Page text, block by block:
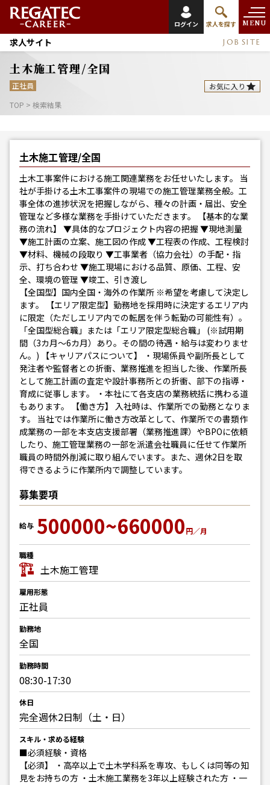
ログイン 求人を探す MENU
求人サイト JOB SITE
土木施工管理/全国
正社員
お気に入り
TOP > 検索結果
土木施工管理/全国
土木工事案件における施工関連業務をお任せいたします。 当
社が手掛ける土木工事案件の現場での施工管理業務全般。工
事全体の進捗状況を把握しながら、種々の計画・届出、安全
管理など多様な業務を手掛けていただきます。 【基本的な業
務の流れ】 ▼具体的なプロジェクト内容の把握 ▼現地測量
▼施工計画の立案、施工図の作成 ▼工程表の作成、工程検討
▼材料、機械の段取り ▼工事業者（協力会社）の手配・指
示、打ち合わせ ▼施工現場における品質、原価、工程、安
全、環境の管理 ▼竣工、引き渡し
【全国型】国内全国・海外の作業所 ※希望を考慮して決定し
ます。 【エリア限定型】勤務地を採用時に決定するエリア内
に限定（ただしエリア内での転居を伴う転勤の可能性有）。
「全国型総合職」または「エリア限定型総合職」 (※試用期
間（3カ月～6カ月）あり。その間の待遇・給与は変わりませ
ん。) 【キャリアパスについて】 ・現場係員や副所長として
発注者や監督者との折衝、業務推進を担当した後、作業所長
として施工計画の査定や設計事務所との折衝、部下の指導・
育成に従事します。 ・本社にて各支店の業務統括に携わる道
もあります。 【働き方】 入社時は、作業所での勤務となりま
す。 当社では作業所に働き方改革として、作業所での書類作
成業務の一部を本支店支援部署（業務推進課）やBPOに依頼
したり、施工管理業務の一部を派遣会社職員に任せて作業所
職員の時間外削減に取り組んでいます。また、週休2日を取
得できるように作業所内で調整しています。
募集要項
給与 500000~660000円／月
職種
土木施工管理
雇用形態
正社員
勤務地
全国
勤務時間
08:30-17:30
休日
完全週休2日制（土・日）
スキル・求める経験
■必須経験・資格
【必須】 ・高卒以上で土木学科系を専攻、もしくは同等の知
見をお持ちの方 ・土木施工業務を3年以上経験された方 ・一